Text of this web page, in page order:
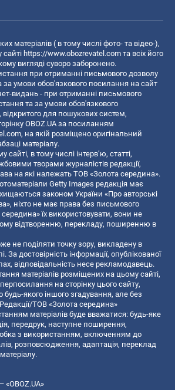
матеріалів ( в тому числі фото- та відео-),
https://www.obozrevatel.com та всіх його
вигляді суворо заборонено.
при отриманні письмового дозволу
за умови обов'язкового посилання на сайт
видань - при отриманні письмового
та за умови обов'язкового
для пошукових систем,
OBOZ.UA за посиланням
, на якій розміщено оригінальний
матеріалу.
сайті, в тому числі інтерв’ю, статті,
творами журналістів редакції,
на які належать ТОВ «Золота середина».
Getty Images редакція має
законом України «Про авторські
ніхто не має права без письмового
їх використовувати, вони не
відтворенню, перекладу, поширенню в
не поділяти точку зору, викладену в
За достовірність інформації, опублікованої
відповідальність несе рекламодавець.
матеріалів розміщених на цьому сайті,
на сторінку цього сайту,
будь-якого іншого згадування, але без
ТОВ «Золота середина»
матеріалів буде вважатися: будь-яке
передрук, наступне поширення,
з використанням, включенням до
розповсюдження, адаптація, переклад
«OBOZ.UA»